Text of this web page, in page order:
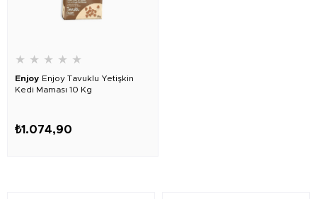
★ ★ ★ ★ ★
Enjoy Enjoy Tavuklu Yetişkin
Kedi Maması 10 Kg
₺1.074,90